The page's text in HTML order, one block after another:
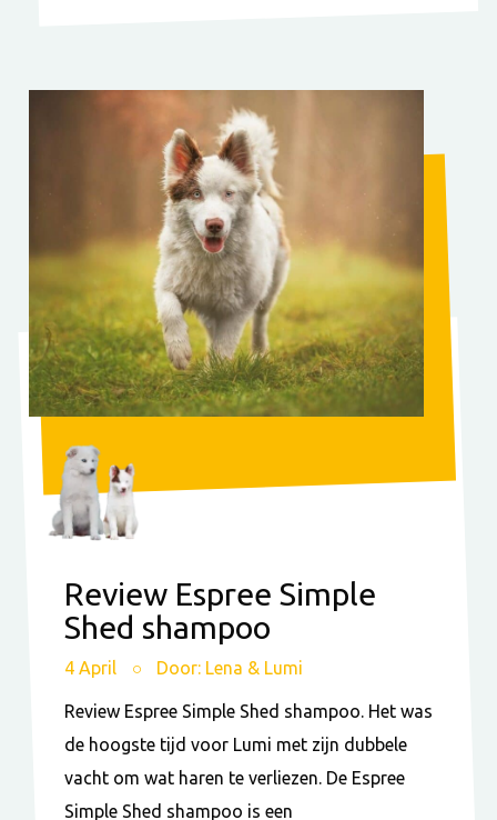
Review Espree Simple
Shed shampoo
4 April Door: Lena & Lumi
Review Espree Simple Shed shampoo. Het was
de hoogste tijd voor Lumi met zijn dubbele
vacht om wat haren te verliezen. De Espree
Simple Shed shampoo is een